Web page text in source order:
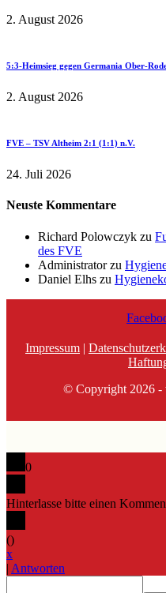
2. August 2026
5:3-Heimsieg gegen Germania Ober-
2. August 2026
FVE – TSV Altheim 2:1 (1:1) n.V.
24. Juli 2026
Neuste Kommentare
Richard Polowczyk zu
des FVE
Administratorzu
Daniel Elhs zu
Impressum |
© Copyright 2026 -
0
Hinterlasse bitte einen
()
x
| Antworten